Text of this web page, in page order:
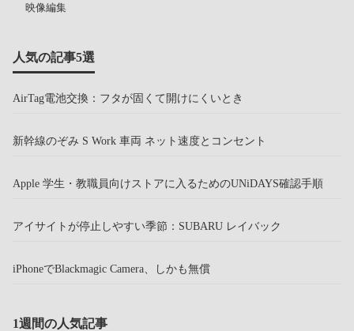
映像編集
人気の記事5選
AirTag電池交換：フタが固くて開けにくいとき
新幹線のぞみ S Work 車両 ネット速度とコンセント
Apple 学生・教職員向けストアに入るためのUNiDAYS確認手順
アイサイトが停止しやすい季節：SUBARU レイバック
iPhoneでBlackmagic Camera、しかも無償
1週間の人気記事